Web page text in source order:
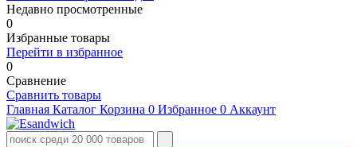
Недавно просмотренные
0
Избранные товары
Перейти в избранное
0
Сравнение
Сравнить товары
Главная Каталог Корзина 0 Избранное 0 Аккаунт